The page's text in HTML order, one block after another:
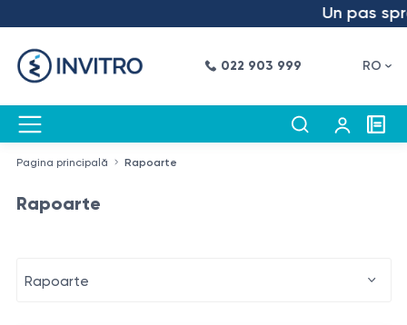
Un pas
022 903 999 RO
Pagina principală Rapoarte
Rapoarte
Rapoarte